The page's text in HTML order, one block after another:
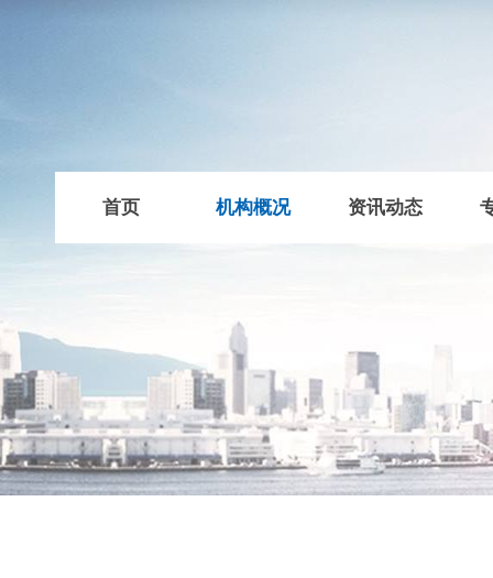
首页 机构概况 资讯动态